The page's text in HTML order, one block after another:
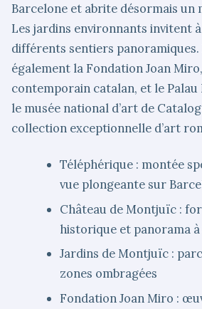
Barcelone et abrite désormais un
Les jardins environnants invitent
différents sentiers
également la Fondation Joan
contemporain catalan, et le
le musée national d’art de
collection exceptionnelle d’art
Téléphérique : montée
vue plongeante sur
Château de Montjuïc :
historique et panorama à
Jardins de Montjuïc :
zones ombragées
Fondation Joan Miro :